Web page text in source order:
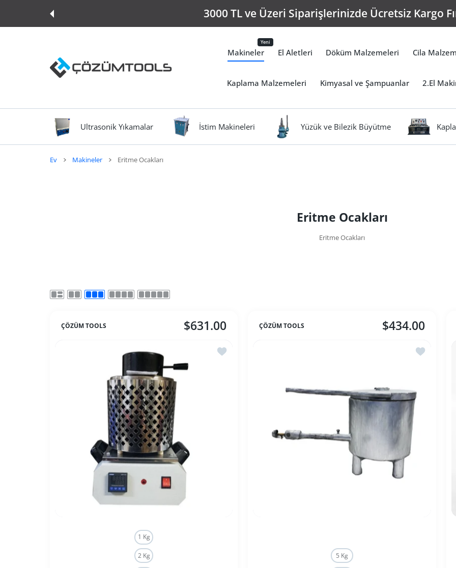
3000 TL ve Üzeri Siparişlerinizde Ücretsiz Kargo
Makineler
Yeni
El Aletleri Döküm Malzemeleri Cila
Kaplama Malzemeleri Kimyasal ve Şampuanlar 2.El
Ultrasonik Yıkamalar İstim Makineleri Yüzük ve Bilezik Büyütme
Ev Makineler Eritme Ocakları
Eritme Ocakları
Eritme Ocakları
ÇÖZÜM TOOLS $631.00
İstek listesine ekle Elektrikli Eritme Ocağı
1 Kg
2 Kg
ÇÖZÜM TOOLS $434.00
İstek
5 Kg